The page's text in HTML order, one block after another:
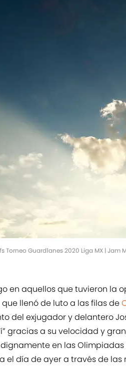
Torneo Guard1anes 2020 Liga MX | Jam
en aquellos que tuvieron la
llenó de luto a las filas de
del exjugador y delantero
gracias a su velocidad y
dignamente en las Olimpiadas
el día de ayer a través de las